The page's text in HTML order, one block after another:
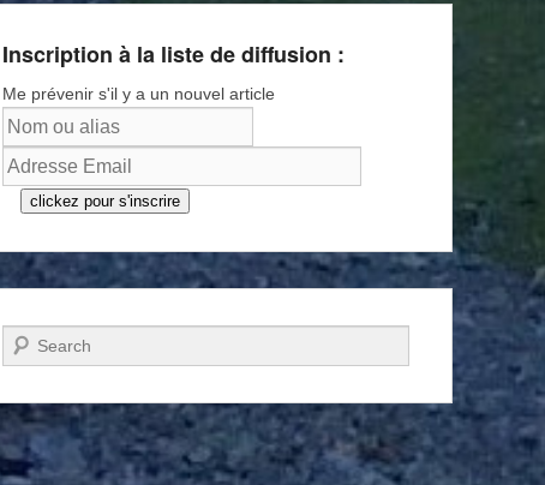
Inscription à la liste de diffusion :
Me prévenir s'il y a un nouvel article
clickez pour s'inscrire
Recherche